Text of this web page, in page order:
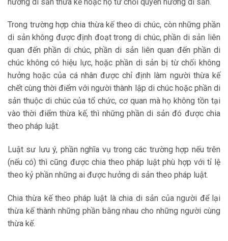
Trong trường hợp chia thừa kế theo di chúc, còn những phần
di sản không được định đoạt trong di chúc, phần di sản liên
quan đến phần di chúc, phần di sản liên quan đến phần di
chúc không có hiệu lực, hoặc phần di sản bị từ chối không
hưởng hoặc của cá nhân được chỉ định làm người thừa kế
chết cùng thời điểm với người thành lập di chúc hoặc phần di
sản thuộc di chúc của tổ chức, cơ quan mà họ không tồn tại
vào thời điểm thừa kế, thì những phần di sản đó được chia
theo pháp luật.
Luật sư lưu ý, phần nghĩa vụ trong các trường hợp nếu trên
(nếu có) thì cũng được chia theo pháp luật phù hợp với tỉ lệ
theo kỷ phần những ai được hưởng di sản theo pháp luật.
Chia thừa kế theo pháp luật là chia di sản của người để lại
thừa kế thành những phần bằng nhau cho những người cùng
thừa kế.